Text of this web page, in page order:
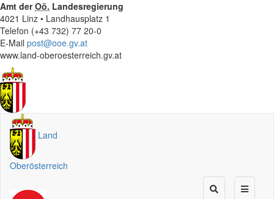
Amt derOö. Landesregierung
4021 Linz • Landhausplatz 1
Telefon (+43 732) 77 20-0
E-Mail post@ooe.gv.at
www.land-oberoesterreich.gv.at
Land
Oberösterreich